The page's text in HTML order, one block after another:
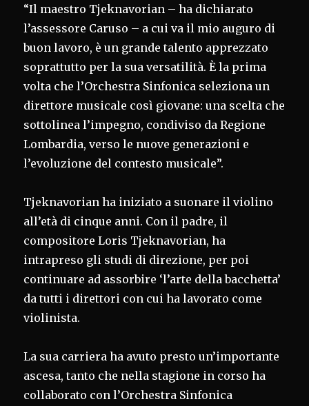
“Il maestro Tjeknavorian – ha dichiarato
l’assessore Caruso – a cui va il mio auguro di
buon lavoro, è un grande talento apprezzato
soprattutto per la sua versatilità. È la prima
volta che l’Orchestra Sinfonica seleziona un
direttore musicale così giovane: una scelta che
sottolinea l’impegno, condiviso da Regione
Lombardia, verso le nuove generazioni e
l’evoluzione del contesto musicale”.
Tjeknavorian ha iniziato a suonare il violino
all’età di cinque anni. Con il padre, il
compositore Loris Tjeknavorian, ha
intrapreso gli studi di direzione, per poi
continuare ad assorbire ‘l’arte della bacchetta’
da tutti i direttori con cui ha lavorato come
violinista.
La sua carriera ha avuto presto un’importante
ascesa, tanto che nella stagione in corso ha
collaborato con l’Orchestra Sinfonica